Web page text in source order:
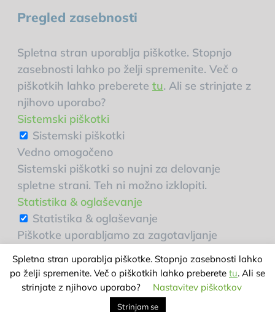
Spletna stran uporablja piškotke. Stopnjo zasebnosti lahko
po želji spremenite. Več o piškotkih lahko preberete tu. Ali se
strinjate z njihovo uporabo?
Nastavitev piškotkov
Strinjam se
Pregled zasebnosti
Spletna stran uporablja piškotke. Stopnjo
zasebnosti lahko po želji spremenite. Več o
piškotkih lahko preberete tu. Ali se strinjate z
njihovo uporabo?
Sistemski piškotki
Sistemski piškotki
Vedno omogočeno
Sistemski piškotki so nujni za delovanje
spletne strani. Teh ni možno izklopiti.
Statistika & oglaševanje
Statistika & oglaševanje
Piškotke uporabljamo za zagotavljanje
uporabniške izkušnje in spremljanje statistike
obiska.